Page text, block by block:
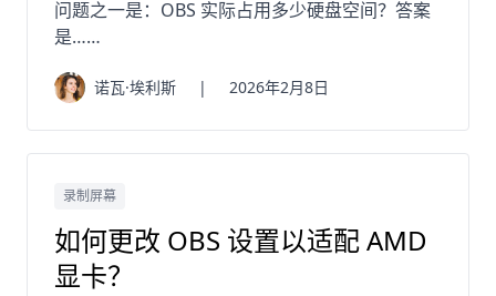
问题之一是：OBS 实际占用多少硬盘空间？答案
是……
诺瓦·埃利斯 | 2026年2月8日
录制屏幕
如何更改 OBS 设置以适配 AMD
显卡？